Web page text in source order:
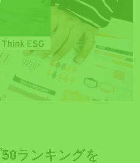
ランキングを